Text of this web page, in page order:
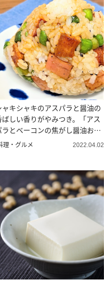
ャキシャキのアスパラと醤油の
ばしい香りがやみつき。「アス
ラとベーコンの焦がし醤油おに
り」
理・グルメ 2022.04.02